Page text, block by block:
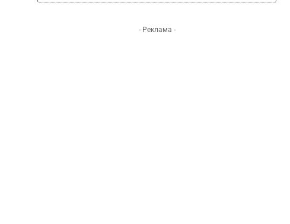
- Реклама -